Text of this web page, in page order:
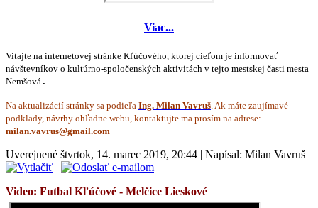
Viac...
Vitajte na internetovej stránke Kľúčového, ktorej cieľom je informovať
návštevníkov o kultúrno-spoločenských aktivitách v tejto mestskej časti mesta
Nemšová .
Na aktualizácií stránky sa podieľa Ing. Milan Vavruš . Ak máte zaujímavé
podklady, návrhy ohľadne webu, kontaktujte ma prosím na adrese:
Uverejnené štvrtok, 14. marec 2019, 20:44 | Napísal: Milan Vavruš |
|
Video: Futbal Kľúčové - Melčice Lieskové